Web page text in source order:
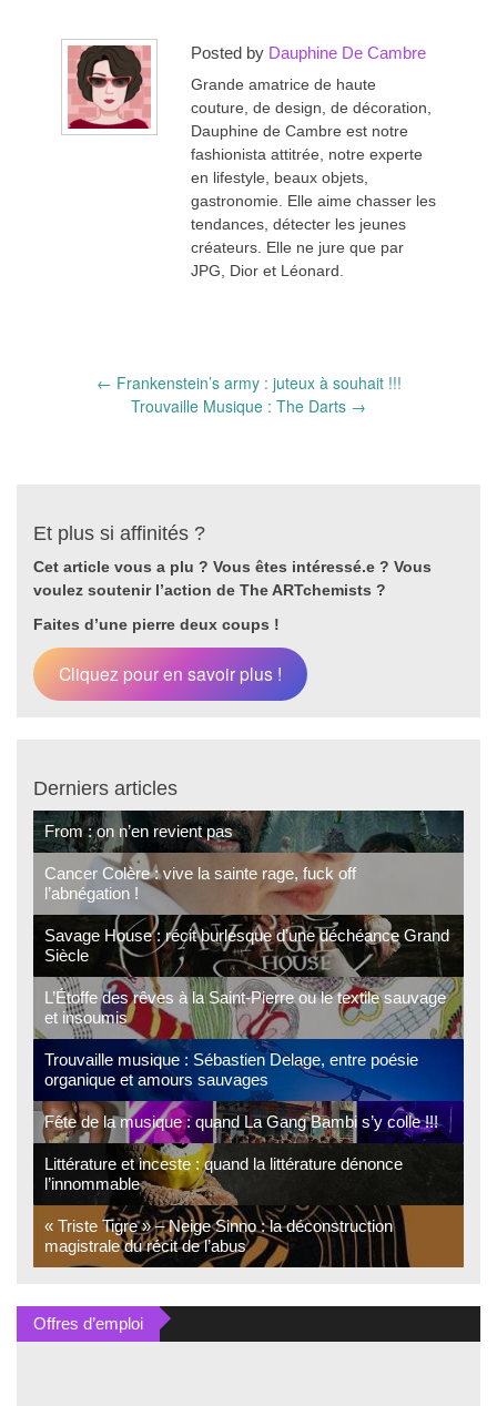
Posted by Dauphine De Cambre
Grande amatrice de haute
couture, de design, de décoration,
Dauphine de Cambre est notre
fashionista attitrée, notre experte
en lifestyle, beaux objets,
gastronomie. Elle aime chasser les
tendances, détecter les jeunes
créateurs. Elle ne jure que par
JPG, Dior et Léonard.
← Frankenstein’s army : juteux à souhait !!!
Trouvaille Musique : The Darts →
Et plus si affinités ?
Cet article vous a plu ? Vous êtes intéressé.e ? Vous
voulez soutenir l’action de The ARTchemists ?
Faites d’une pierre deux coups !
Cliquez pour en savoir plus !
Derniers articles
From : on n’en revient pas
Cancer Colère : vive la sainte rage, fuck off
l’abnégation !
Savage House : récit burlesque d’une déchéance Grand
Siècle
L’Étoffe des rêves à la Saint-Pierre ou le textile sauvage
et insoumis
Trouvaille musique : Sébastien Delage, entre poésie
organique et amours sauvages
Fête de la musique : quand La Gang Bambi s’y colle !!!
Littérature et inceste : quand la littérature dénonce
l’innommable
« Triste Tigre » – Neige Sinno : la déconstruction
magistrale du récit de l’abus
Offres d’emploi